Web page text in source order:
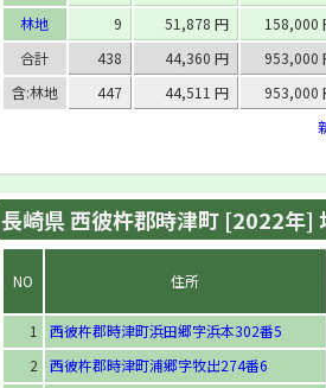
林地
9 51,878 円 158,000
合計
438 44,360 円 953,000
含:林地
447 44,511 円 953,000
長崎県 西彼杵郡時津町 [2022年]
NO 住所
1
西彼杵郡時津町浜田郷字浜本302番5
2
西彼杵郡時津町浦郷字牧出274番6